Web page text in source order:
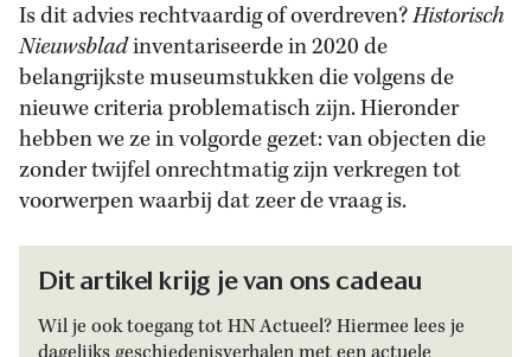
Is dit advies rechtvaardig of overdreven?Historisch
Nieuwsbladinventariseerde in 2020 de
belangrijkste museumstukken die volgens de
nieuwe criteria problematisch zijn. Hieronder
hebben we ze in volgorde gezet: van objecten die
zonder twijfel onrechtmatig zijn verkregen tot
voorwerpen waarbij dat zeer de vraag is.
Dit artikel krijg je van ons cadeau
Wil je ook toegang tot HN Actueel? Hiermee lees je